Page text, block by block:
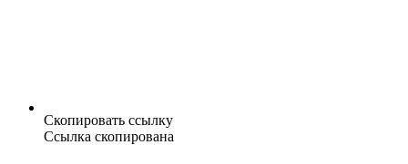
Скопировать ссылку
Ссылка скопирована